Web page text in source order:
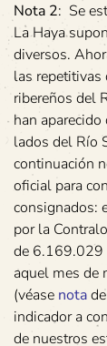
Nota 2: Se
La Haya
diversos.
las repetitivas
ribereños del
han
lados del Río
continuación
oficial para
consignados:
por la
de 6.169.029
aquel mes de
(véase nota
indicador a
de nuestros